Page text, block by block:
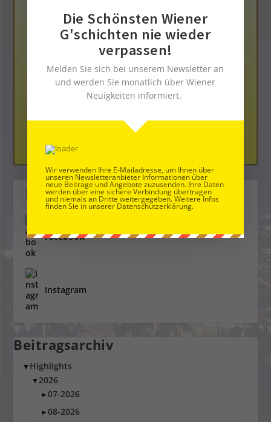
Die Neue Bloggerplattform
Folge uns
Facebook
Instagram
Beitragsarchiv
▼ Highlights
▼2026
►07-2026
►08-2026
Die Schönsten Wiener
G'schichten nie wieder
verpassen!
Melden Sie sich bei unserem Newsletter an
und werden Sie monatlich über Wiener
Neuigkeiten informiert.
Wir verwenden Ihre E-Mailadresse, um Ihnen über
unseren Newsletteranbieter Informationen über
neue Beiträge und Angebote zuzusenden. Ihre Daten
werden über eine sichere Verbindung übertragen
und niemals an Dritte weitergegeben. Weitere Infos
finden Sie in unserer Datenschutzerklärung.